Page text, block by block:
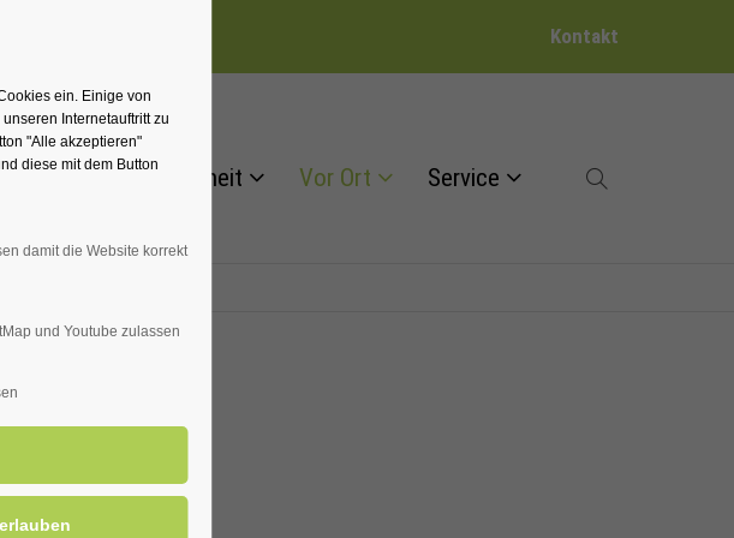
Kontakt
Für Ihre Gesundheit Vor Ort Service
ein. Einige von
Internetauftritt zu
"Alle akzeptieren"
diese mit dem Button
damit die Website korrekt
und Youtube zulassen